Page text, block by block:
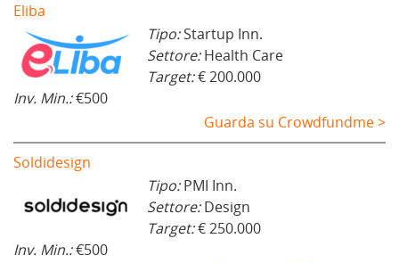
Eliba
Tipo:Startup Inn.
Settore:Health Care
Target:€ 200.000
Inv. Min.:€500
Guarda su Crowdfundme >
Soldidesign
Tipo:PMI Inn.
Settore:Design
Target:€ 250.000
Inv. Min.:€500